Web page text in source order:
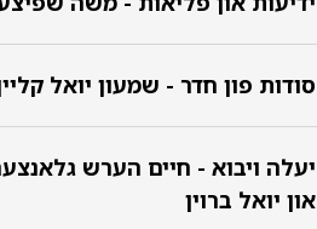
סודות פון חדר - שמעון יואל
יעלה ויבוא - חיים הערש
און יואל ברוין